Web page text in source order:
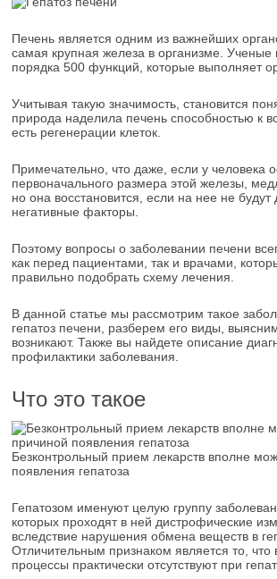
Печень является одним из важнейших
самая крупная железа в организме. Ученые
порядка 500 функций, которые выполняет
Учитывая такую значимость, становится
природа наделила печень способностью к
есть регенерации клеток.
Примечательно, что даже, если у человека
первоначального размера этой железы,
но она восстановится, если на нее не
негативные факторы.
Поэтому вопросы о заболевании печени
как перед пациентами, так и врачами,
правильно подобрать схему лечения.
В данной статье мы рассмотрим такое
гепатоз печени, разберем его виды,
возникают. Также вы найдете описание
профилактики заболевания.
Что это такое
Безконтрольный прием лекарств вполне
появления гепатоза
Гепатозом именуют целую группу
которых проходят в ней дистрофические
вследствие нарушения обмена веществ в
Отличительным признаком является то, что
процессы практически отсутствуют при